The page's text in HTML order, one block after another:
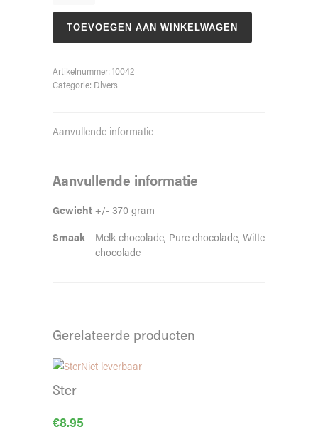
aantal
TOEVOEGEN AAN WINKELWAGEN
Artikelnummer: 10042
Categorie: Divers
Aanvullende informatie
Aanvullende informatie
Gewicht+/- 370 gram
Smaak
Melk chocolade, Pure chocolade, Witte
chocolade
Gerelateerde producten
Niet leverbaar
Ster
€8,95